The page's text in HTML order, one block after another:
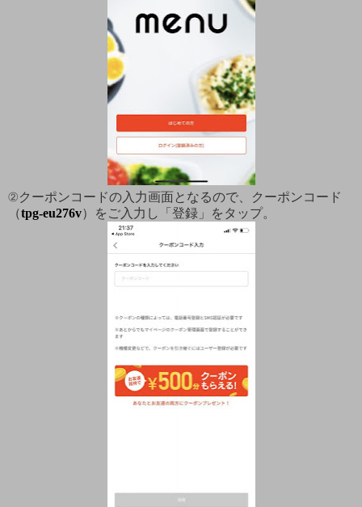
②クーポンコードの入力画面となるので、クーポンコード
（tpg-eu276v）をご入力し「登録」をタップ。